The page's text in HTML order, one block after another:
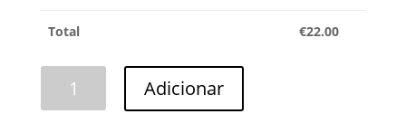
Total €22.00
Adicionar